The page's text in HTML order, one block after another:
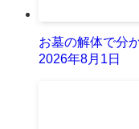
お墓の解体で分
2026年8月1日